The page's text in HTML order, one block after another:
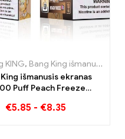
Liuksemburgas,
Lietuva,Vienkartinės
elektroninės
KING, Bang King išmanusis ekranas 15000 Puff
išmanusis ekranas
Puff Peach Freeze
cigaretės
€5.85 - €8.35